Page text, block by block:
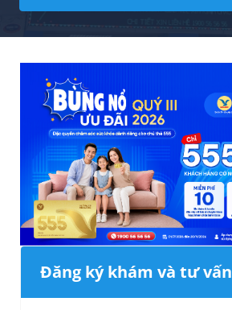
Đăng ký khám và tư vấn